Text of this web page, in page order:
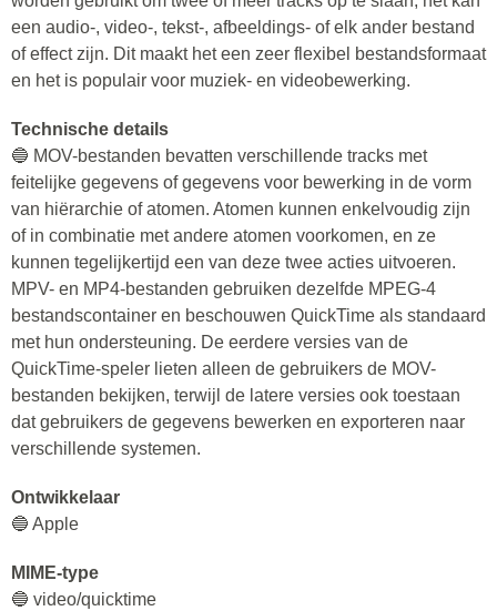
een audio-, video-, tekst-, afbeeldings- of elk ander bestand
of effect zijn. Dit maakt het een zeer flexibel bestandsformaat
en het is populair voor muziek- en videobewerking.
Technische details
🔵 MOV-bestanden bevatten verschillende tracks met
feitelijke gegevens of gegevens voor bewerking in de vorm
van hiërarchie of atomen. Atomen kunnen enkelvoudig zijn
of in combinatie met andere atomen voorkomen, en ze
kunnen tegelijkertijd een van deze twee acties uitvoeren.
MPV- en MP4-bestanden gebruiken dezelfde MPEG-4
bestandscontainer en beschouwen QuickTime als standaard
met hun ondersteuning. De eerdere versies van de
QuickTime-speler lieten alleen de gebruikers de MOV-
bestanden bekijken, terwijl de latere versies ook toestaan
dat gebruikers de gegevens bewerken en exporteren naar
verschillende systemen.
Ontwikkelaar
🔵 Apple
MIME-type
🔵 video/quicktime